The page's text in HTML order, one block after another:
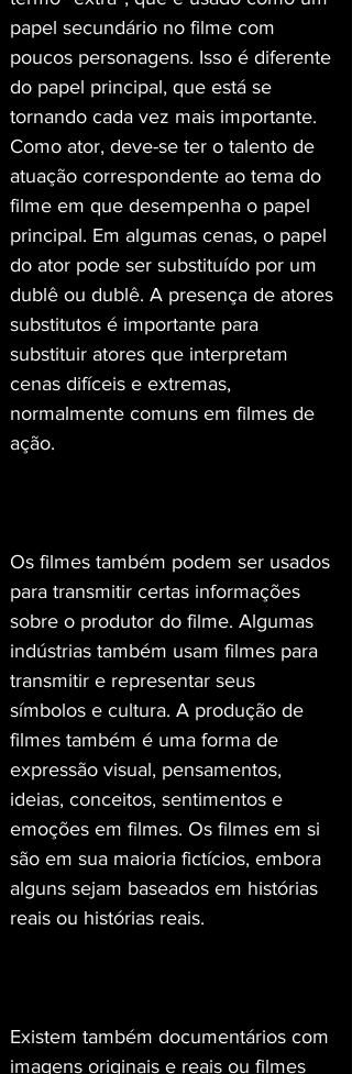
papel secundário no filme com
poucos personagens. Isso é diferente
do papel principal, que está se
tornando cada vez mais importante.
Como ator, deve-se ter o talento de
atuação correspondente ao tema do
filme em que desempenha o papel
principal. Em algumas cenas, o papel
do ator pode ser substituído por um
dublê ou dublê. A presença de atores
substitutos é importante para
substituir atores que interpretam
cenas difíceis e extremas,
normalmente comuns em filmes de
ação.
Os filmes também podem ser usados
para transmitir certas informações
sobre o produtor do filme. Algumas
indústrias também usam filmes para
transmitir e representar seus
símbolos e cultura. A produção de
filmes também é uma forma de
expressão visual, pensamentos,
ideias, conceitos, sentimentos e
emoções em filmes. Os filmes em si
são em sua maioria fictícios, embora
alguns sejam baseados em histórias
reais ou histórias reais.
Existem também documentários com
imagens originais e reais ou filmes